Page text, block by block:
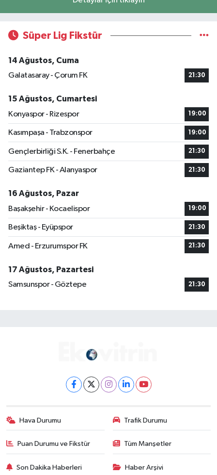
Süper Lig Fikstür
14 Ağustos, Cuma
Galatasaray - Çorum FK
21:30
15 Ağustos, Cumartesi
Konyaspor - Rizespor
19:00
Kasımpaşa - Trabzonspor 19:00
Gençlerbirliği S.K. - Fenerbahçe 21:30
Gaziantep FK - Alanyaspor 21:30
16 Ağustos, Pazar
Başakşehir - Kocaelispor
19:00
Beşiktaş - Eyüpspor 21:30
Amed - Erzurumspor FK 21:30
17 Ağustos, Pazartesi
Samsunspor - Göztepe
21:30
Hava Durumu Trafik Durumu
Puan Durumu ve Fikstür Tüm Manşetler
Son Dakika Haberleri Haber Arşivi